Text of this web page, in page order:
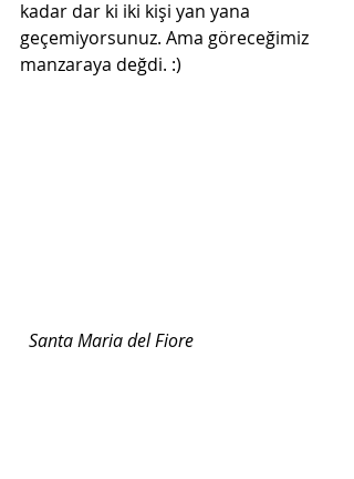
kadar dar ki iki kişi yan yana
geçemiyorsunuz. Ama göreceğimiz
manzaraya değdi. :)
Santa Maria del Fiore